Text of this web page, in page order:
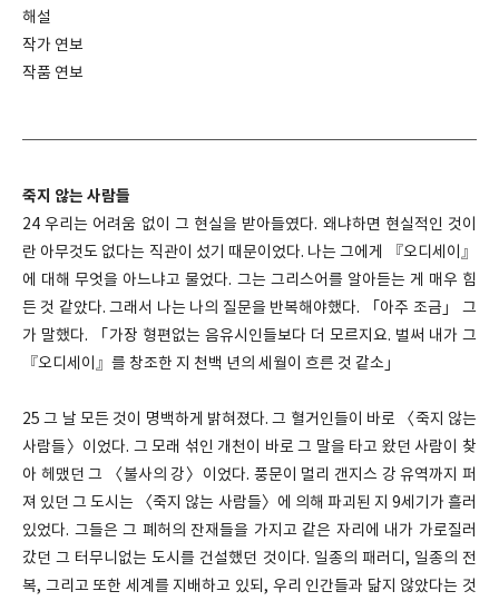
해설
작가 연보
작품 연보
죽지 않는 사람들
24 우리는 어려움 없이 그 현실을 받아들였다. 왜냐하면 현실적인 것이
란 아무것도 없다는 직관이 섰기 때문이었다. 나는 그에게 『오디세이』
에 대해 무엇을 아느냐고 물었다. 그는 그리스어를 알아듣는 게 매우 힘
든 것 같았다. 그래서 나는 나의 질문을 반복해야했다. 「아주 조금」 그
가 말했다. 「가장 형편없는 음유시인들보다 더 모르지요. 벌써 내가 그
『오디세이』를 창조한 지 천백 년의 세월이 흐른 것 같소」
25 그 날 모든 것이 명백하게 밝혀졌다. 그 혈거인들이 바로 〈죽지 않는
사람들〉이었다. 그 모래 섞인 개천이 바로 그 말을 타고 왔던 사람이 찾
아 헤맸던 그 〈불사의 강〉이었다. 풍문이 멀리 갠지스 강 유역까지 퍼
져 있던 그 도시는 〈죽지 않는 사람들〉에 의해 파괴된 지 9세기가 흘러
있었다. 그들은 그 폐허의 잔재들을 가지고 같은 자리에 내가 가로질러
갔던 그 터무니없는 도시를 건설했던 것이다. 일종의 패러디, 일종의 전
복, 그리고 또한 세계를 지배하고 있되, 우리 인간들과 닮지 않았다는 것